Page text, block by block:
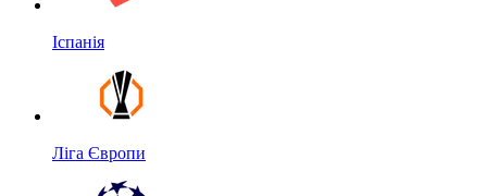
Іспанія
Ліга Європи